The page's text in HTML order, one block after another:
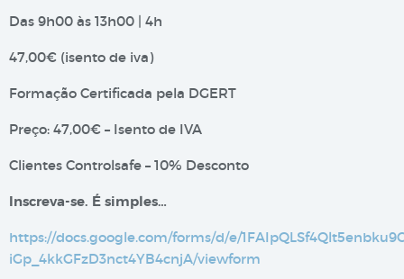
Das 9h00 às 13h00 | 4h
47,00€ (isento de iva)
Formação Certificada pela DGERT
Preço: 47,00€ – Isento de IVA
Clientes Controlsafe – 10% Desconto
Inscreva-se. É simples…
https://docs.google.com/forms/d/e/
iGp_4kkGFzD3nct4YB4cnjA/viewform